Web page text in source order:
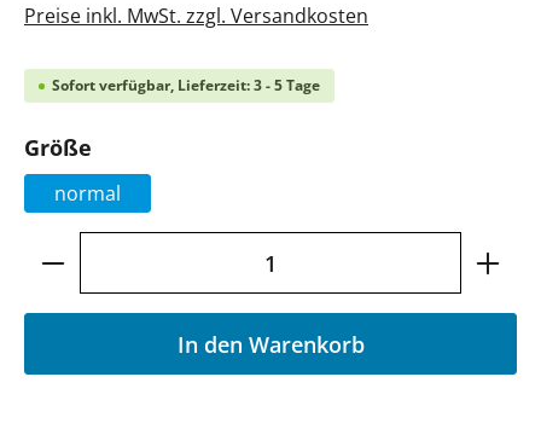
Preise inkl. MwSt. zzgl. Versandkosten
Sofort verfügbar, Lieferzeit: 3 - 5 Tage
Größe
normal
Produkt Anzahl: Gib den gewünschten
In den Warenkorb